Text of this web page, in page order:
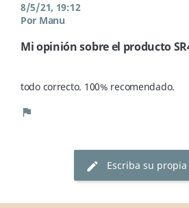
8/5/21, 19:12
Por Manu
Mi opinión sobre el producto
todo correcto. 100% recomendado.
flag
edit Escriba su